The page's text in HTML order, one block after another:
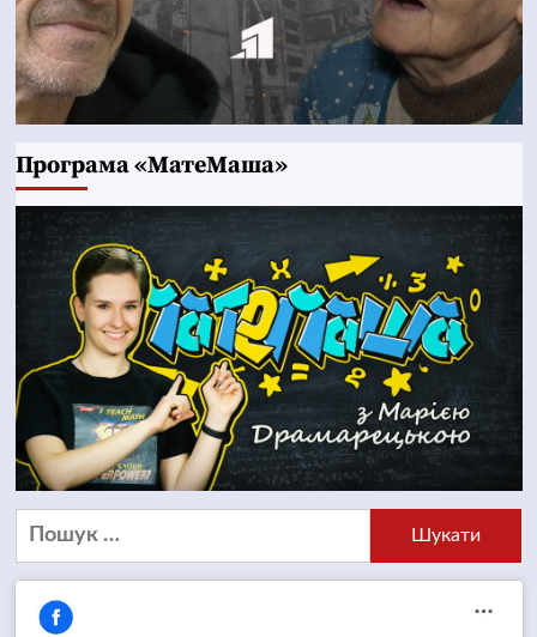
Програма «МатеМаша»
Пошук: